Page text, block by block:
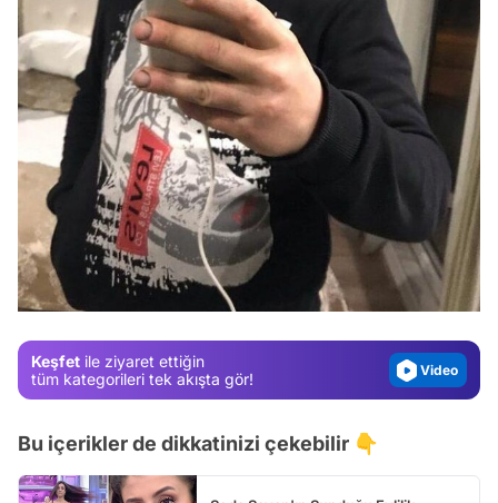
Keşfet ile ziyaret ettiğin
tüm kategorileri tek akışta gör!
Video
Test
Gündem
Video
Bu içerikler de dikkatinizi çekebilir 👇